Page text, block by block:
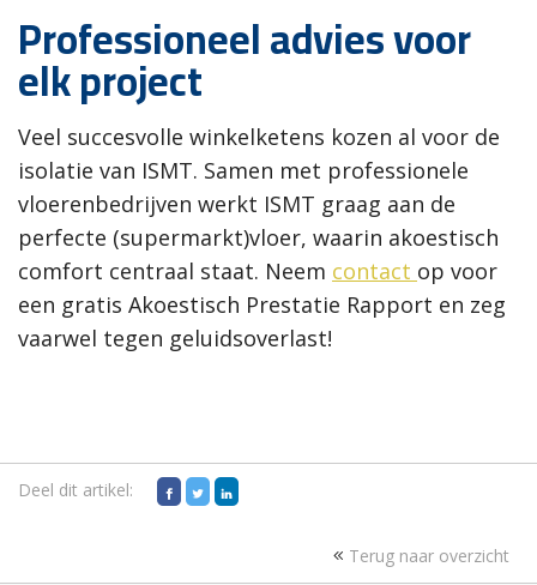
Professioneel advies voor
elk project
Veel succesvolle winkelketens kozen al voor de
isolatie van ISMT. Samen met professionele
vloerenbedrijven werkt ISMT graag aan de
perfecte (supermarkt)vloer, waarin akoestisch
comfort centraal staat. Neem contact op voor
een gratis Akoestisch Prestatie Rapport en zeg
vaarwel tegen geluidsoverlast!
Deel dit artikel:
Terug naar overzicht